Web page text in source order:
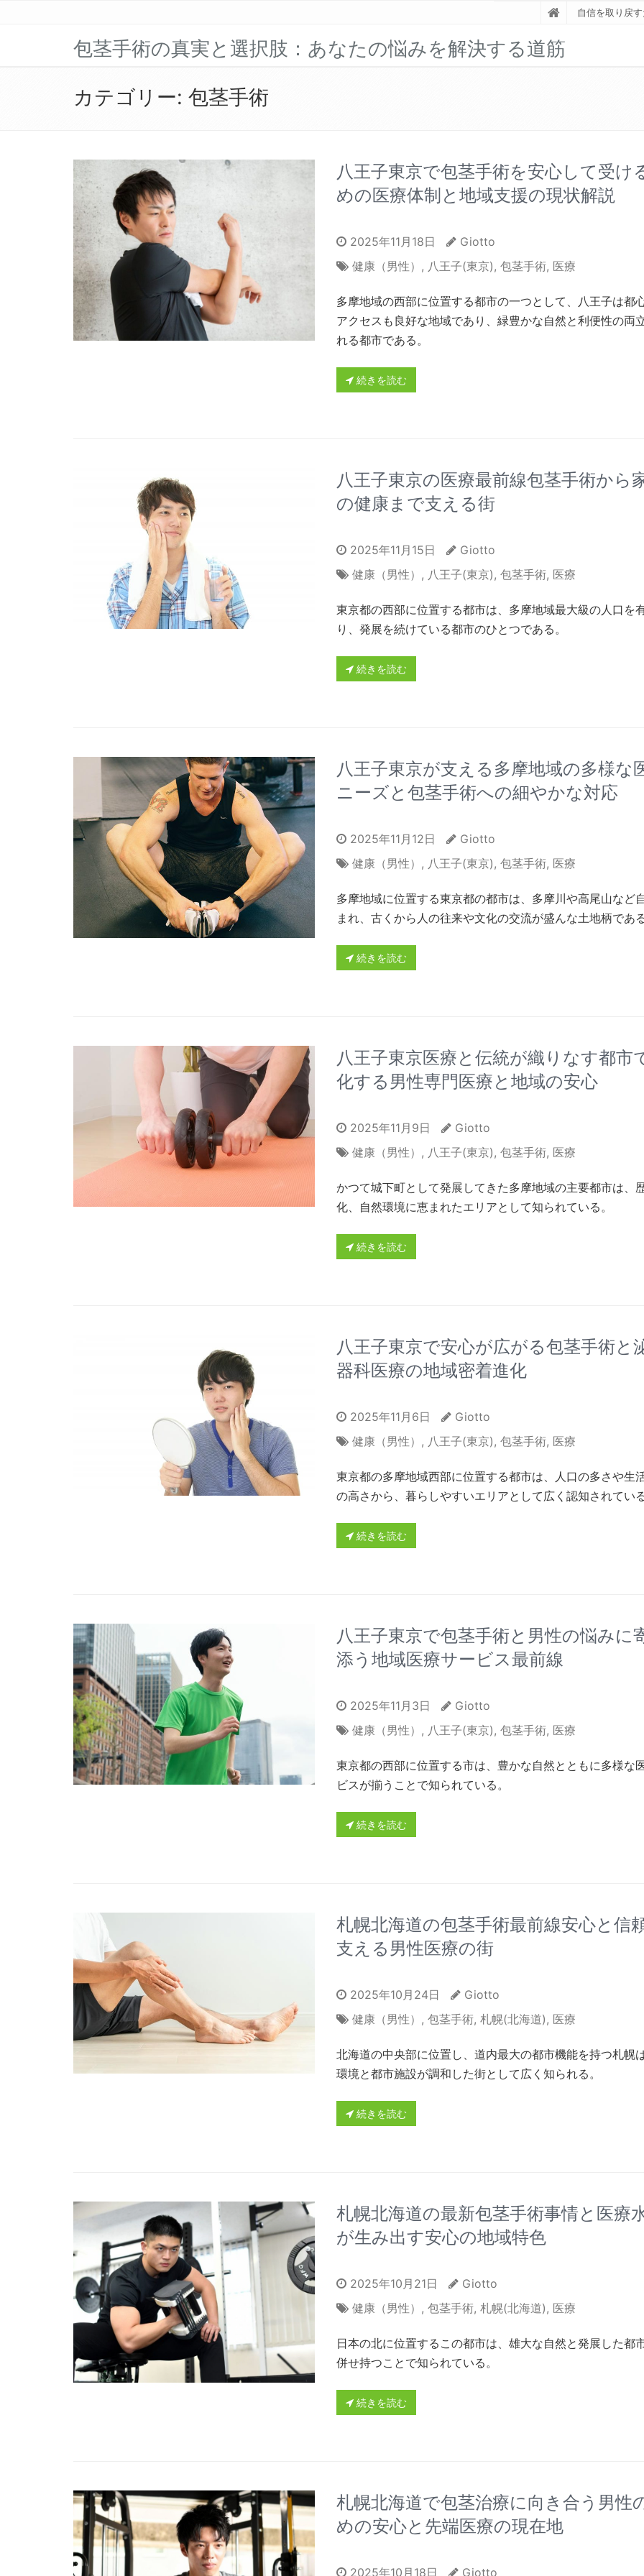
自信を取り戻
包茎手術の真実と選択肢：あなたの悩みを解決する道筋
カテゴリー: 包茎手術
八王子東京で包茎手術を安心して受け
めの医療体制と地域支援の現状解説
2025年11月18日
Giotto
健康（男性） , 八王子(東京), 包茎手術, 医療
多摩地域の西部に位置する都市の一つとして、八王子は都
アクセスも良好な地域であり、緑豊かな自然と利便性の両
れる都市である。
続きを読む
八王子東京の医療最前線包茎手術から
の健康まで支える街
2025年11月15日
Giotto
健康（男性） , 八王子(東京), 包茎手術, 医療
東京都の西部に位置する都市は、多摩地域最大級の人口を
り、発展を続けている都市のひとつである。
続きを読む
八王子東京が支える多摩地域の多様な
ニーズと包茎手術への細やかな対応
2025年11月12日
Giotto
健康（男性） , 八王子(東京), 包茎手術, 医療
多摩地域に位置する東京都の都市は、多摩川や高尾山など
まれ、古くから人の往来や文化の交流が盛んな土地柄である
続きを読む
八王子東京医療と伝統が織りなす都市
化する男性専門医療と地域の安心
2025年11月9日
Giotto
健康（男性） , 八王子(東京), 包茎手術, 医療
かつて城下町として発展してきた多摩地域の主要都市は、
化、自然環境に恵まれたエリアとして知られている。
続きを読む
八王子東京で安心が広がる包茎手術と
器科医療の地域密着進化
2025年11月6日
Giotto
健康（男性） , 八王子(東京), 包茎手術, 医療
東京都の多摩地域西部に位置する都市は、人口の多さや生
の高さから、暮らしやすいエリアとして広く認知されている
続きを読む
八王子東京で包茎手術と男性の悩みに
添う地域医療サービス最前線
2025年11月3日
Giotto
健康（男性） , 八王子(東京), 包茎手術, 医療
東京都の西部に位置する市は、豊かな自然とともに多様な
ビスが揃うことで知られている。
続きを読む
札幌北海道の包茎手術最前線安心と信
支える男性医療の街
2025年10月24日
Giotto
健康（男性） , 包茎手術, 札幌(北海道), 医療
北海道の中央部に位置し、道内最大の都市機能を持つ札幌
環境と都市施設が調和した街として広く知られる。
続きを読む
札幌北海道の最新包茎手術事情と医療
が生み出す安心の地域特色
2025年10月21日
Giotto
健康（男性） , 包茎手術, 札幌(北海道), 医療
日本の北に位置するこの都市は、雄大な自然と発展した都
併せ持つことで知られている。
続きを読む
札幌北海道で包茎治療に向き合う男性
めの安心と先端医療の現在地
2025年10月18日 Giotto